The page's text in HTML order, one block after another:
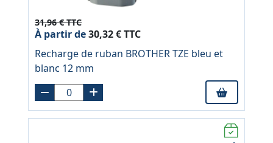
31,96 € TTC
À partir de30,32 € TTC
Recharge de ruban BROTHER TZE bleu et
blanc 12 mm